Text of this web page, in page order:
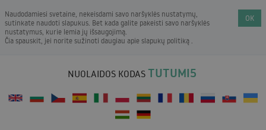
Naudodamiesi svetaine, nekeisdami savo naršyklės nustatymų,
sutinkate naudoti slapukus. Bet kada galite pakeisti savo naršyklės
nustatymus, kurie lemia jų išsaugojimą.
Čia spauskit, jei norite sužinoti daugiau apie slapukų politiką .
OK
NUOLAIDOS KODAS TUTUMI5